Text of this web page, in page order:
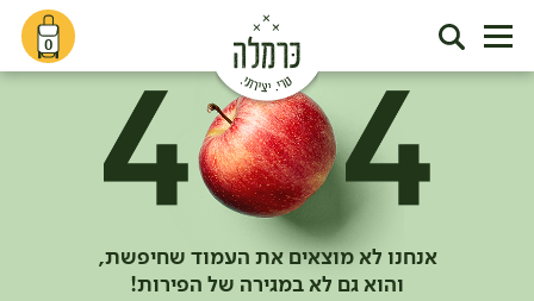
0
אנחנו לא מוצאים את העמוד שחיפשת,
והוא גם לא במגירה של הפירות!